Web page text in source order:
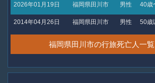
2026年01月19日 福岡県田川市 男性 40歳
2014年04月26日 福岡県田川市 男性 50歳
福岡県田川市の行旅死亡人一